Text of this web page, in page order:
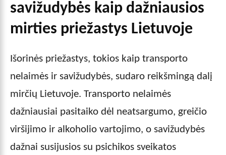
savižudybės kaip dažniausios
mirties priežastys Lietuvoje
Išorinės priežastys, tokios kaip transporto
nelaimės ir savižudybės, sudaro reikšmingą dalį
mirčių Lietuvoje. Transporto nelaimės
dažniausiai pasitaiko dėl neatsargumo, greičio
viršijimo ir alkoholio vartojimo, o savižudybės
dažnai susijusios su psichikos sveikatos